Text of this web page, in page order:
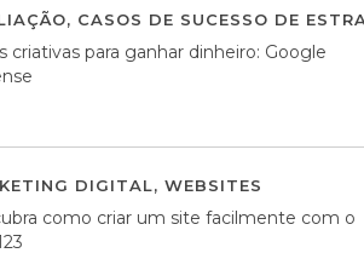
, CASOS DE SUCESSO DE
criativas para ganhar dinheiro: Google
DIGITAL, WEBSITES
como criar um site facilmente com o